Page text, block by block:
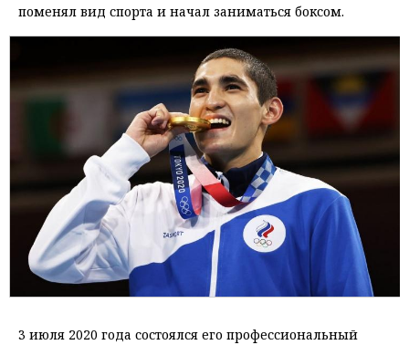
поменял вид спорта и начал заниматься боксом.
3 июля 2020 года состоялся его профессиональный